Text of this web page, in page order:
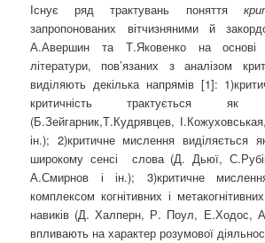
Існує ряд трактувань поняття
запропонованих вітчизняними й
А.Авершин та Т.Яковенко на основі
літератури, пов’язаних з аналізом
виділяють декілька напрямів [1]:
критичність трактується
(Б.Зейгарник,Т.Кудрявцев,
ін.); 2)критичне мислення виділяється
широкому сенсі слова (Д. Дьюї,
А.Смирнов і ін.); 3)критичне
комплексом когнітивних і
навиків (Д. Халперн, Р. Поул, Е.Ходос,
впливають на характер розумової